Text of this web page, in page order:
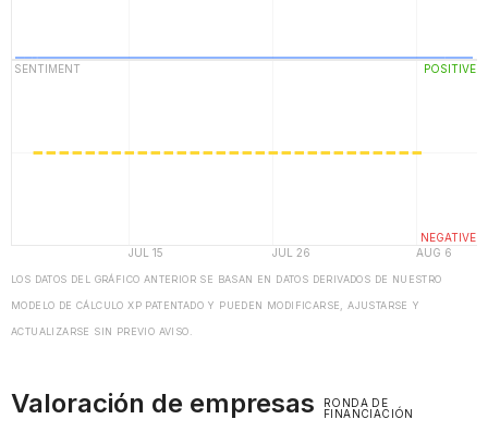
LOS DATOS DEL GRÁFICO ANTERIOR SE BASAN EN DATOS DERIVADOS DE NUESTRO
MODELO DE CÁLCULO XP PATENTADO Y PUEDEN MODIFICARSE, AJUSTARSE Y
ACTUALIZARSE SIN PREVIO AVISO.
Valoración de empresas
RONDA DE
FINANCIACIÓN